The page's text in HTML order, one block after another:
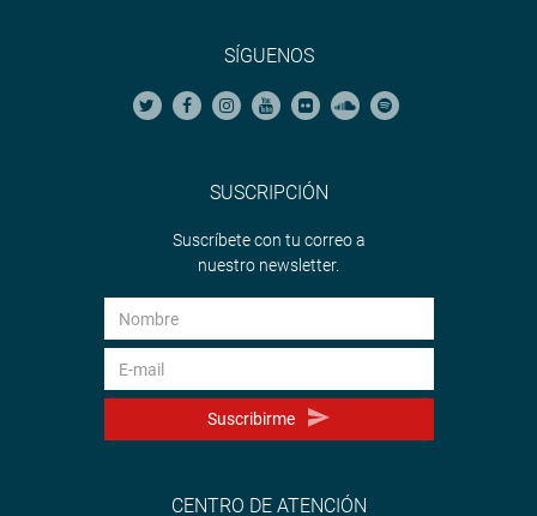
SÍGUENOS
SUSCRIPCIÓN
Suscríbete con tu correo a
nuestro newsletter.
Suscribirme
CENTRO DE ATENCIÓN